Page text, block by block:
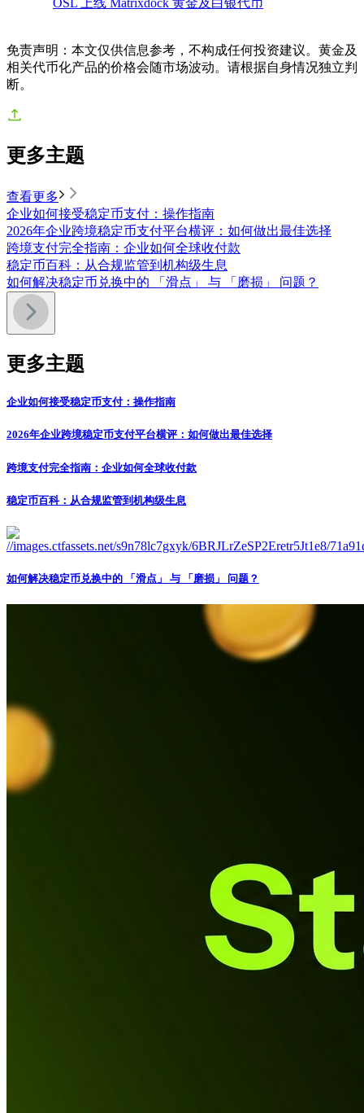
OSL 上线 Matrixdock 黄金及白银代币
免责声明：本文仅供信息参考，不构成任何投资建议。黄金及
相关代币化产品的价格会随市场波动。请根据自身情况独立判
断。
更多主题
查看更多
企业如何接受稳定币支付：操作指南
2026年企业跨境稳定币支付平台横评：如何做出最佳选择
跨境支付完全指南：企业如何全球收付款
稳定币百科：从合规监管到机构级生息
如何解决稳定币兑换中的 「滑点」 与 「磨损」 问题？
更多主题
企业如何接受稳定币支付：操作指南
2026年企业跨境稳定币支付平台横评：如何做出最佳选择
跨境支付完全指南：企业如何全球收付款
稳定币百科：从合规监管到机构级生息
如何解决稳定币兑换中的 「滑点」 与 「磨损」 问题？